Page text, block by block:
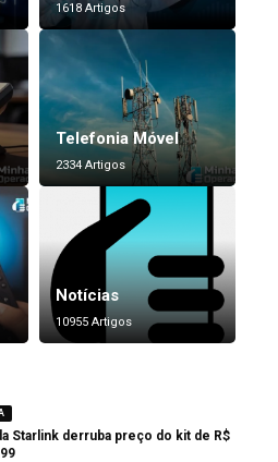
1618 Artigos
Telefonia Móvel
2334 Artigos
Notícias
10955 Artigos
Starlink derruba preço do kit de R$